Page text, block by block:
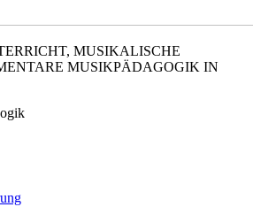
MUSIKALISCHE
MUSIKPÄDAGOGIK IN